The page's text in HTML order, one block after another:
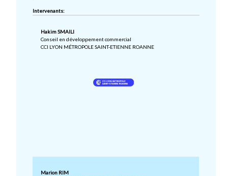
Intervenants:
Hakim SMAILI
Conseil en développement commercial
CCI LYON MÉTROPOLE SAINT-ETIENNE ROANNE
Marion RIM